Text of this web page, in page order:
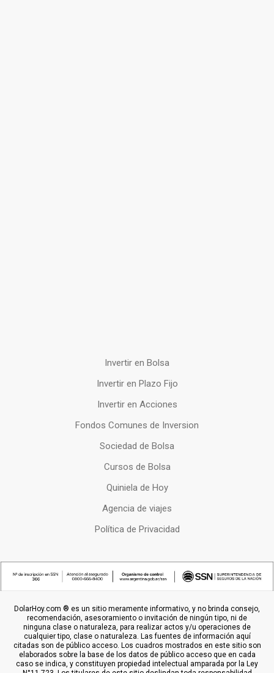
Invertir en Bolsa
Invertir en Plazo Fijo
Invertir en Acciones
Fondos Comunes de Inversion
Sociedad de Bolsa
Cursos de Bolsa
Quiniela de Hoy
Agencia de viajes
Política de Privacidad
DolarHoy.com ® es un sitio meramente informativo, y no brinda consejo,
recomendación, asesoramiento o invitación de ningún tipo, ni de
ninguna clase o naturaleza, para realizar actos y/u operaciones de
cualquier tipo, clase o naturaleza. Las fuentes de información aquí
citadas son de público acceso. Los cuadros mostrados en este sitio son
elaborados sobre la base de los datos de público acceso que en cada
caso se indica, y constituyen propiedad intelectual amparada por la Ley